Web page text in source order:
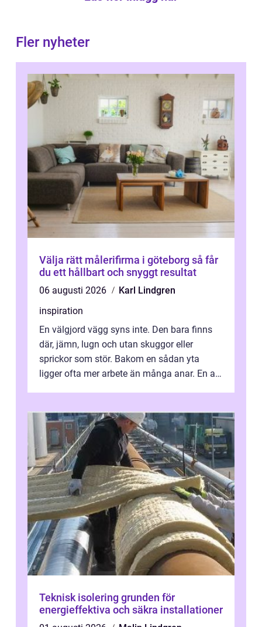
Fler nyheter
Välja rätt målerifirma i göteborg så får
du ett hållbart och snyggt resultat
06 augusti 2026
Karl Lindgren
inspiration
En välgjord vägg syns inte. Den bara finns
där, jämn, lugn och utan skuggor eller
sprickor som stör. Bakom en sådan yta
ligger ofta mer arbete än många anar. En av
Teknisk isolering grunden för
energieffektiva och säkra installationer